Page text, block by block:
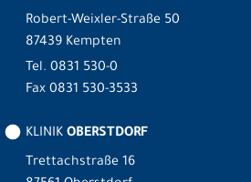
Robert-Weixler-Straße 50
87439 Kempten
Tel. 0831 530-0
Fax 0831 530-3533
KLINIK OBERSTDORF
Trettachstraße 16